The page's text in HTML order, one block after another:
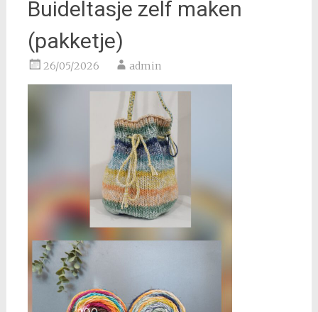
Buideltasje zelf maken
(pakketje)
26/05/2026 admin